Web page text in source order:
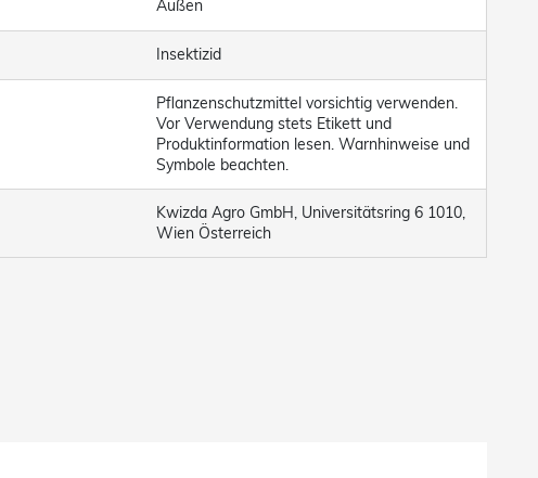
Außen
Insektizid
Pflanzenschutzmittel vorsichtig verwenden.
Vor Verwendung stets Etikett und
Produktinformation lesen. Warnhinweise und
Symbole beachten.
Kwizda Agro GmbH, Universitätsring 6 1010,
Wien Österreich